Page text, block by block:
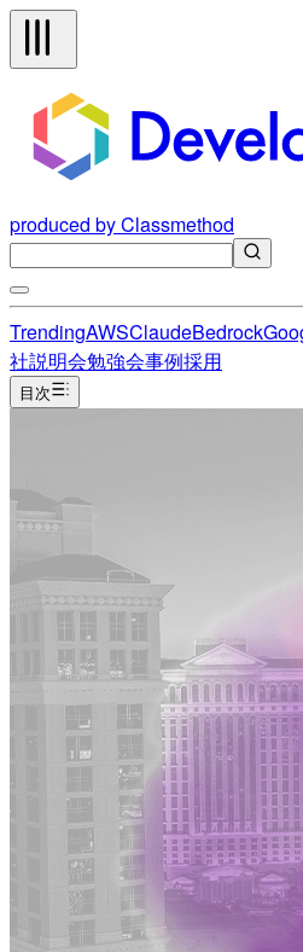
produced by Classmethod
TrendingAWSClaudeBedrock
社説明会勉強会事例採用
目次